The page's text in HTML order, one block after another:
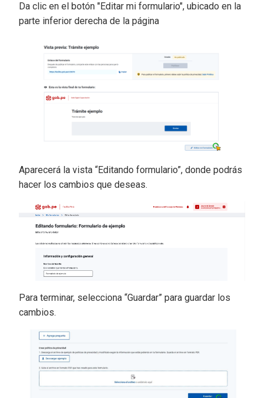
Da clic en el botón "Editar mi formulario", ubicado en la
parte inferior derecha de la página
Aparecerá la vista “Editando formulario”, donde podrás
hacer los cambios que deseas.
Para terminar, selecciona “Guardar” para guardar los
cambios.